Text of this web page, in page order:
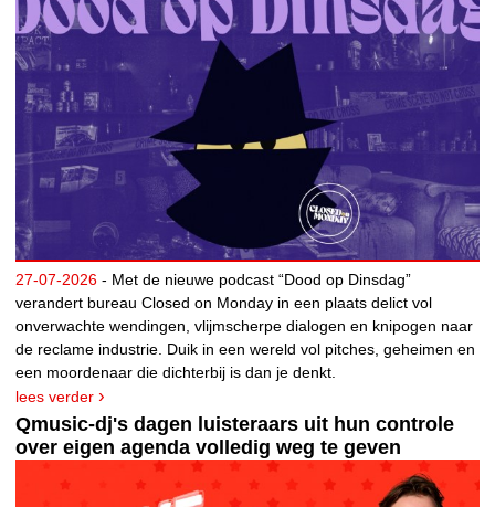
27-07-2026 - Met de nieuwe podcast “Dood op Dinsdag”
verandert bureau Closed on Monday in een plaats delict vol
onverwachte wendingen, vlijmscherpe dialogen en knipogen naar
de reclame industrie. Duik in een wereld vol pitches, geheimen en
een moordenaar die dichterbij is dan je denkt.
lees verder
Qmusic-dj's dagen luisteraars uit hun controle
over eigen agenda volledig weg te geven